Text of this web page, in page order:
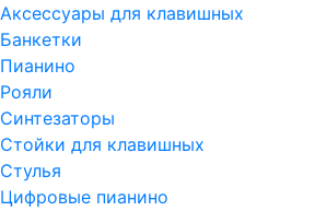
Аксессуары для клавишных
Банкетки
Пианино
Рояли
Синтезаторы
Стойки для клавишных
Стулья
Цифровые пианино